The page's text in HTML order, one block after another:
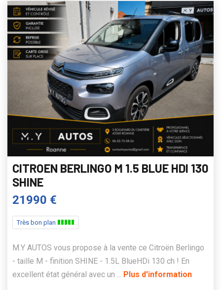
CITROEN BERLINGO M 1.5 BLUE HDI 130
SHINE
21990 €
Très bon plan
M.Y AUTOS vous propose à la vente ce Citroën Berlingo
- taille M - finition SHINE - 1.5L BlueHDi 130 ch ! En
excellent état général avec un ... Plus d'information